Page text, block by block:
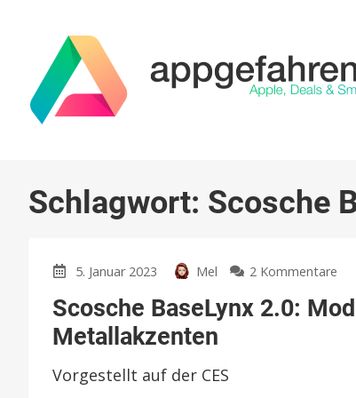
Schlagwort: Scosche
5. Januar 2023 Mel 2 Kommentare
Scosche BaseLynx 2.0:
Metallakzenten
Vorgestellt auf der CES